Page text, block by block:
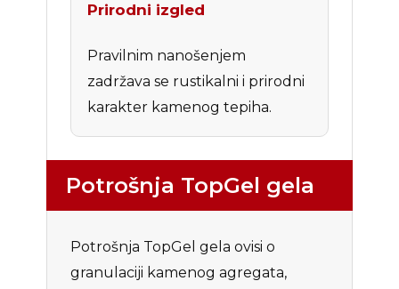
Prirodni izgled
Pravilnim nanošenjem
zadržava se rustikalni i prirodni
karakter kamenog tepiha.
Potrošnja TopGel gela
Potrošnja TopGel gela ovisi o
granulaciji kamenog agregata,